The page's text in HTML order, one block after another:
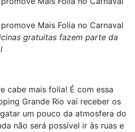
Mais Folia no Carnaval
gratuitas fazem parte da
cabe mais folia! É com essa
Grande Rio vai receber os
um pouco da atmosfera do
não será possível ir às ruas e